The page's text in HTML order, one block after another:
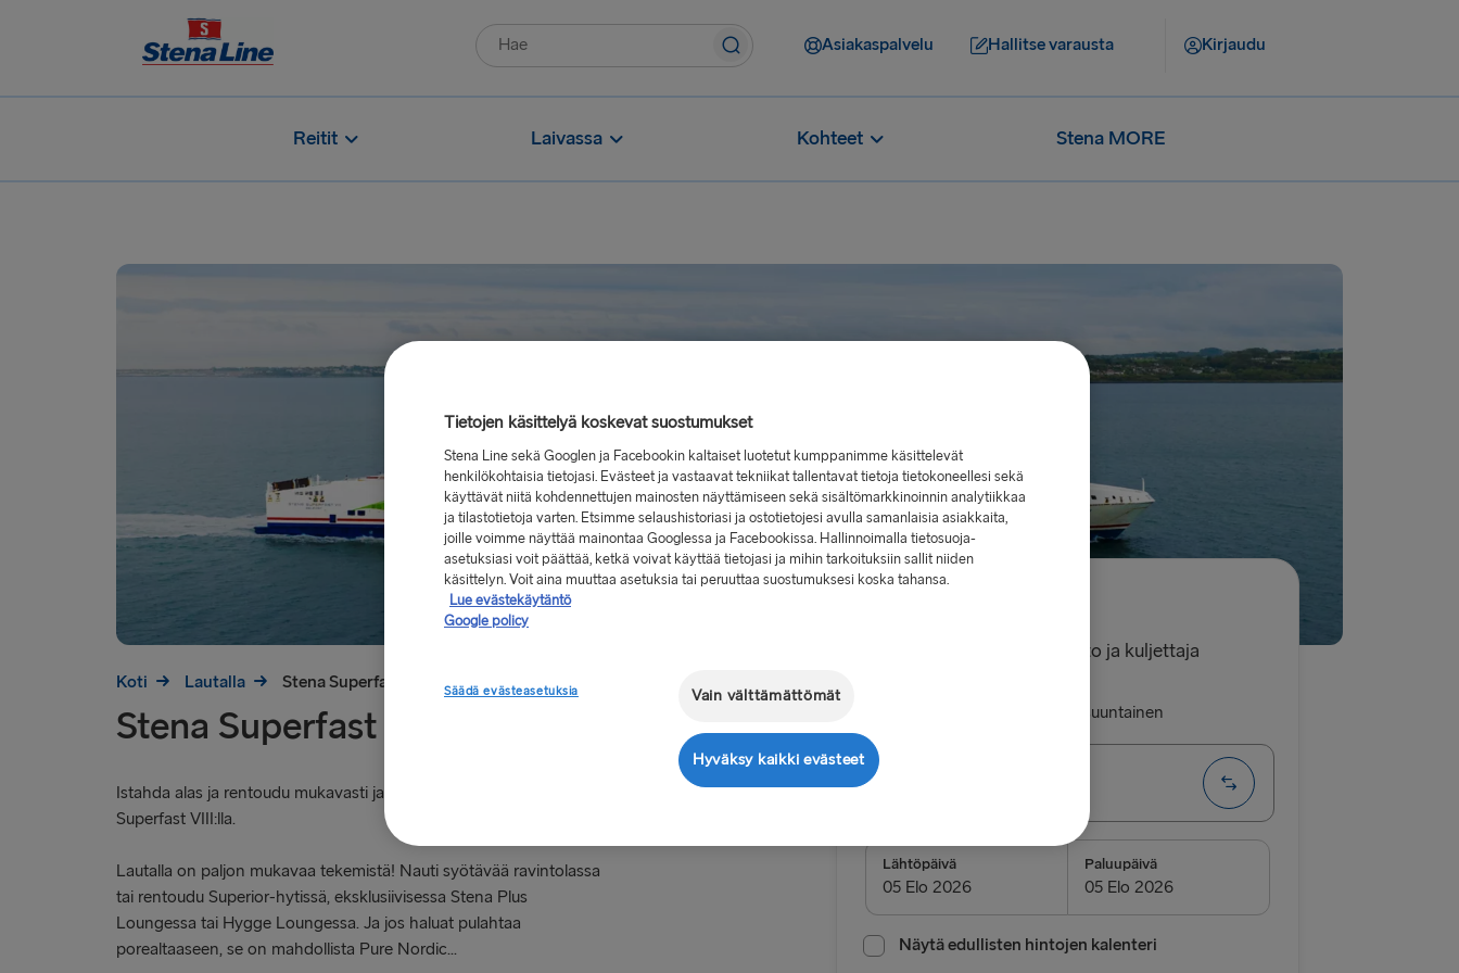
Asiakaspalvelu Hallitse varausta Kirjaudu
Reitit Laivassa Kohteet Stena MORE
Koti Lautalla Stena Superfast VIII
Stena Superfast VIII
Istahda alas ja rentoudu mukavasti ja tyylillä matkustaessasi Stena
Superfast VIII:lla.
Lautalla on paljon mukavaa tekemistä! Nauti syötävää ravintolassa
tai rentoudu Superior-hytissä, eksklusiivisessa Stena Plus
Loungessa tai Hygge Loungessa. Ja jos haluat pulahtaa
porealtaaseen, se on mahdollista Pure Nordic...
, yksi suunta, yksi henkilöauto ja kuljettaja
Yhdensuuntainen
Frederikshavn → Gothenburg
Lähtöpäivä Paluupäivä
Näytä edullisten hintojen kalenteri
Tietojen käsittelyä koskevat suostumukset
Stena Line sekä Googlen ja Facebookin kaltaiset luotetut kumppanimme käsittelevät
henkilökohtaisia tietojasi. Evästeet ja vastaavat tekniikat tallentavat tietoja tietokoneellesi sekä
käyttävät niitä kohdennettujen mainosten näyttämiseen sekä sisältömarkkinoinnin analytiikkaa
ja tilastotietoja varten. Etsimme selaushistoriasi ja ostotietojesi avulla samanlaisia asiakkaita,
joille voimme näyttää mainontaa Googlessa ja Facebookissa. Hallinnoimalla tietosuoja-
asetuksiasi voit päättää, ketkä voivat käyttää tietojasi ja mihin tarkoituksiin sallit niiden
käsittelyn. Voit aina muuttaa asetuksia tai peruuttaa suostumuksesi koska tahansa.
Lue evästekäytäntö
Google policy
Säädä evästeasetuksia Vain välttämättömät
Hyväksy kaikki evästeet